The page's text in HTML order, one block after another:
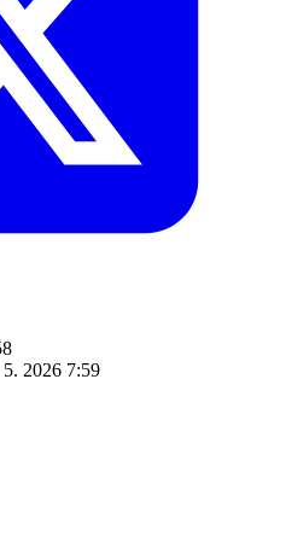
5. 2026 7:59